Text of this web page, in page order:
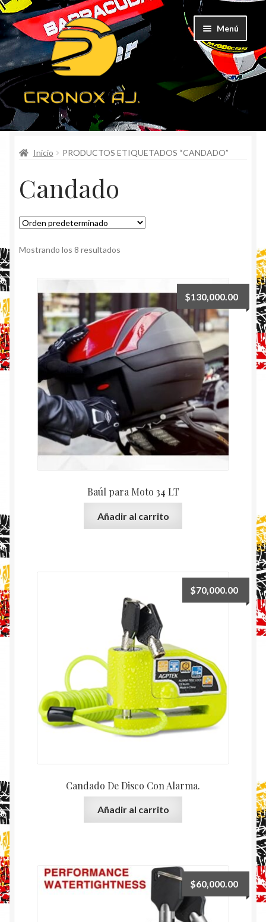
Ir
a
la
navegación
Ir
al
contenido
Menú
CATEGORÍAS
TODOS LOS PRODUCTOS
POR MAYOR
Inicio PRODUCTOS ETIQUETADOS “CANDADO”
Candado
Mostrando los 8 resultados
Baúl para Moto 34 LT
$130,000.00
Añadir al carrito
Candado De Disco Con Alarma.
$70,000.00
Añadir al carrito
$60,000.00